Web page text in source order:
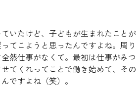
いたけど、子どもが生まれたことが
てこようと思ったんですよね。周り
然仕事がなくて。最初は仕事がみつ
てくれってことで働き始めて、その
ですよね（笑）。